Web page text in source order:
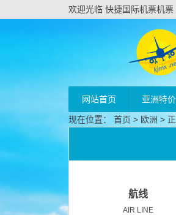
欢迎光临 快捷国际机票机
网站首页 亚洲特价
现在位置： 首页 > 欧洲 >
航线
AIR LINE